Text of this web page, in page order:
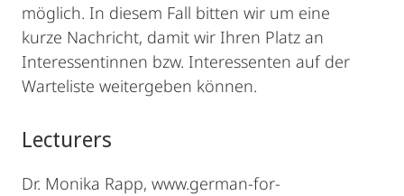
möglich. In diesem Fall bitten wir um eine
kurze Nachricht, damit wir Ihren Platz an
Interessentinnen bzw. Interessenten auf der
Warteliste weitergeben können.
Lecturers
Dr. Monika Rapp, www.german-for-